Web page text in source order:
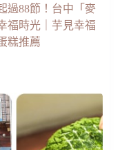
過88節！台中「麥
福時光｜芋見幸福
糕推薦